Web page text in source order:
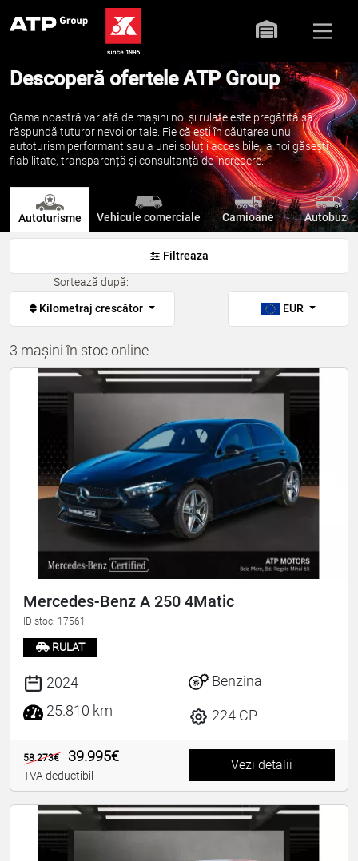
Descoperă ofertele ATP Group
Gama noastră variată de mașini noi și rulate este pregătită să
răspundă tuturor nevoilor tale. Fie că ești în căutarea unui
autoturism performant sau a unei soluții accesibile, la noi găsești
fiabilitate, transparență și consultanță de încredere.
Autoturisme Vehicule comerciale Camioane Autobuze
Filtreaza
Sortează după:
Kilometraj crescător EUR
3 mașini în stoc online
Mercedes-Benz A 250 4Matic
ID stoc: 17561
RULAT
2024
25.810 km
Benzina
224 CP
58.273€ 39.995€
TVA deductibil
Vezi detalii